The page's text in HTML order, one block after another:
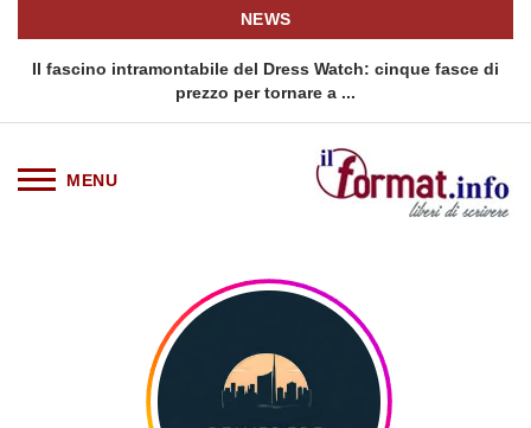
NEWS
Il fascino intramontabile del Dress Watch: cinque fasce di
prezzo per tornare a ...